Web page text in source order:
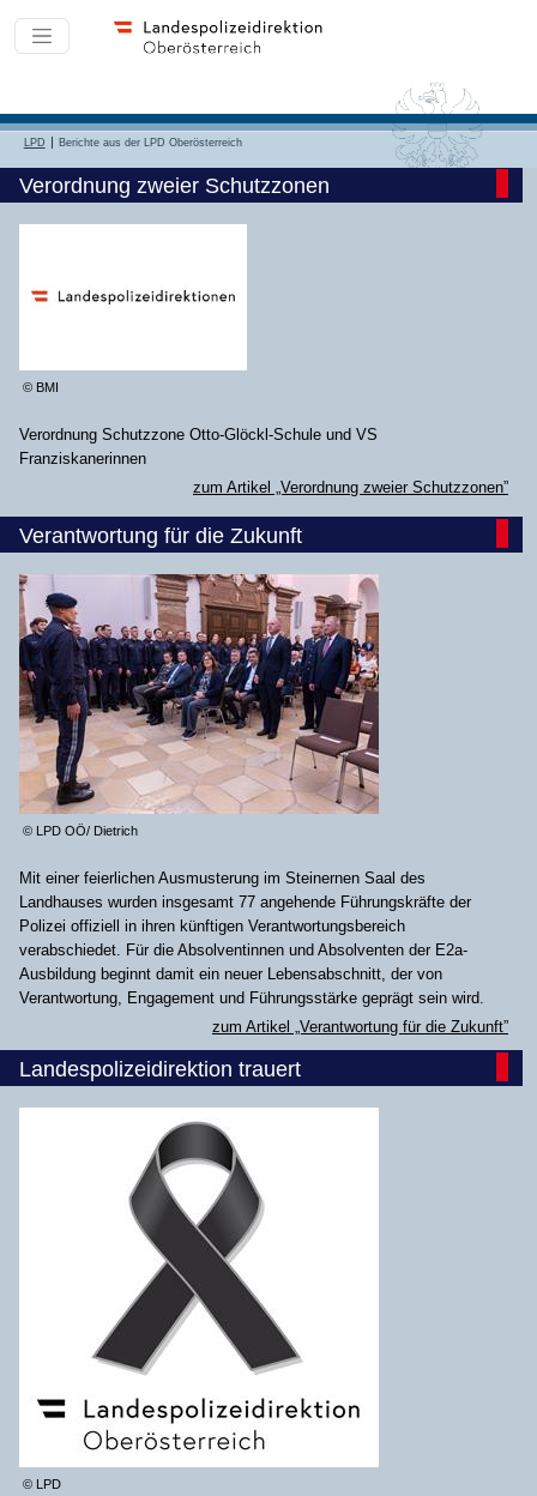
LPD Berichte aus der LPD Oberösterreich
Verordnung zweier Schutzzonen
© BMI
Verordnung Schutzzone Otto-Glöckl-Schule und VS
Franziskanerinnen
zum Artikel „Verordnung zweier Schutzzonen”
Verantwortung für die Zukunft
© LPD OÖ/ Dietrich
Mit einer feierlichen Ausmusterung im Steinernen Saal des
Landhauses wurden insgesamt 77 angehende Führungskräfte der
Polizei offiziell in ihren künftigen Verantwortungsbereich
verabschiedet. Für die Absolventinnen und Absolventen der E2a-
Ausbildung beginnt damit ein neuer Lebensabschnitt, der von
Verantwortung, Engagement und Führungsstärke geprägt sein wird.
zum Artikel „Verantwortung für die Zukunft”
Landespolizeidirektion trauert
© LPD